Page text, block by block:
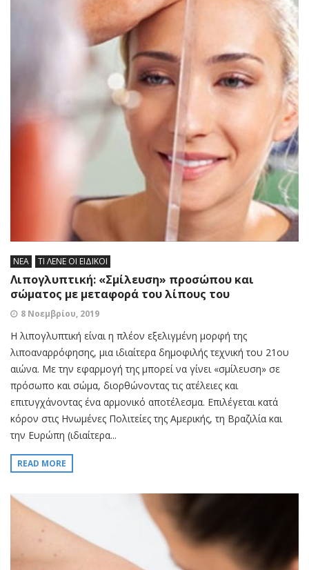
ΝΕΑ ΤΙ ΛΕΝΕ ΟΙ ΕΙΔΙΚΟΙ
Λιπογλυπτική: «Σμίλευση» προσώπου και
σώματος με μεταφορά του λίπους του
8 Νοεμβρίου, 2019
Η λιπογλυπτική είναι η πλέον εξελιγμένη μορφή της
λιποαναρρόφησης, μια ιδιαίτερα δημοφιλής τεχνική του 21ου
αιώνα. Με την εφαρμογή της μπορεί να γίνει «σμίλευση» σε
πρόσωπο και σώμα, διορθώνοντας τις ατέλειες και
επιτυγχάνοντας ένα αρμονικό αποτέλεσμα. Επιλέγεται κατά
κόρον στις Ηνωμένες Πολιτείες της Αμερικής, τη Βραζιλία και
την Ευρώπη (ιδιαίτερα...
READ MORE